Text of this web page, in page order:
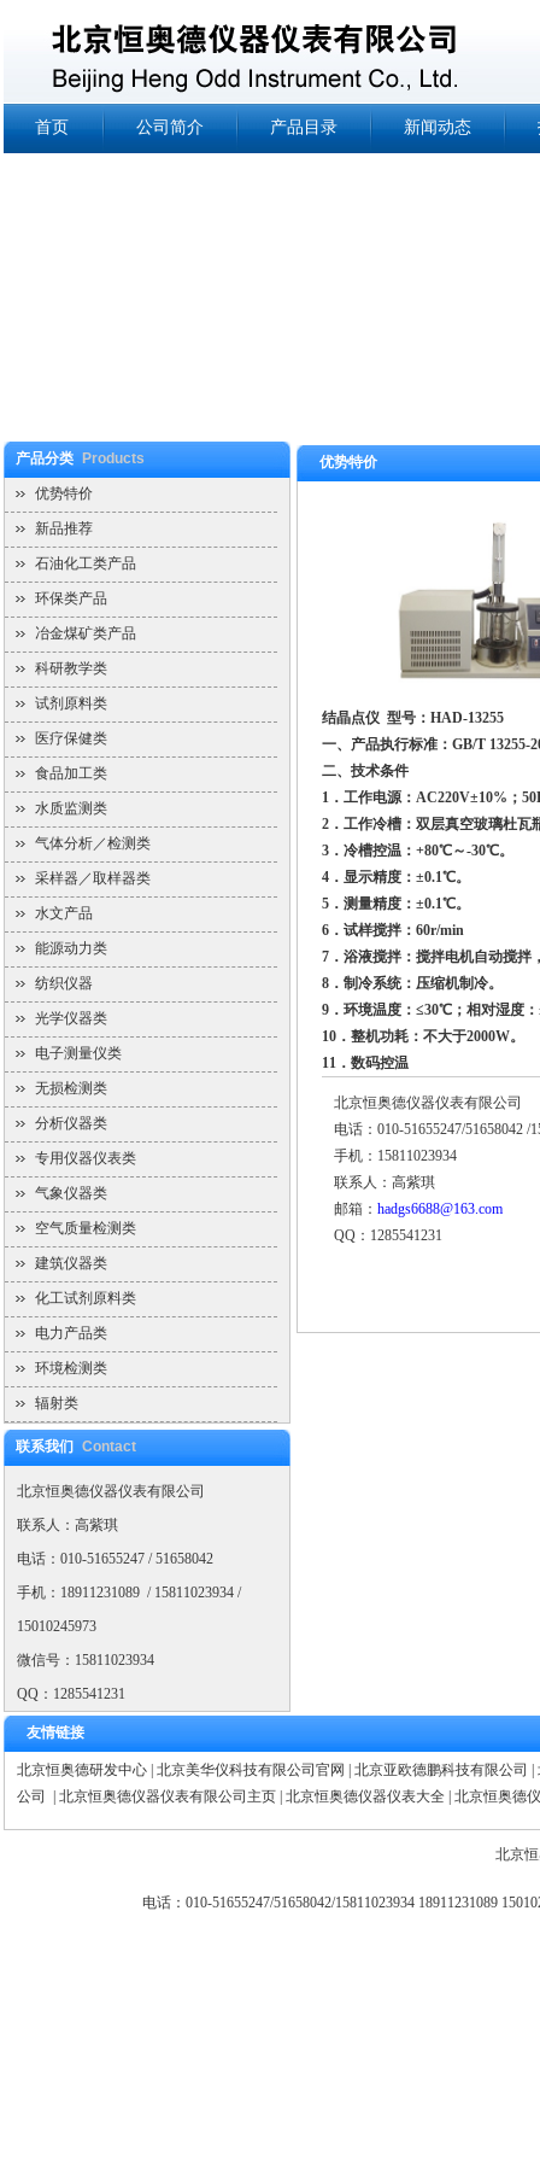
首页 公司简介 产品目录 新闻动态
产品分类 Products
优势特价
新品推荐
石油化工类产品
环保类产品
冶金煤矿类产品
科研教学类
试剂原料类
医疗保健类
食品加工类
水质监测类
气体分析／检测类
采样器／取样器类
水文产品
能源动力类
纺织仪器
光学仪器类
电子测量仪类
无损检测类
分析仪器类
专用仪器仪表类
气象仪器类
空气质量检测类
建筑仪器类
化工试剂原料类
电力产品类
环境检测类
辐射类
联系我们 Contact
北京恒奥德仪器仪表有限公司
联系人：高紫琪
电话：010-51655247 / 51658042
手机：18911231089 / 15811023934 /
15010245973
微信号：15811023934
QQ：1285541231
优势特价
结晶点仪 型号：HAD-13255
一、产品执行标准：GB/T 13255-
二、技术条件
1．工作电源：AC220V±10%；
2．工作冷槽：双层真空玻璃杜瓦
3．冷槽控温：+80℃～-30℃。
4．显示精度：±0.1℃。
5．测量精度：±0.1℃。
6．试样搅拌：60r/min
7．浴液搅拌：搅拌电机自动搅拌
8．制冷系统：压缩机制冷。
9．环境温度：≤30℃；相对湿度
10．整机功耗：不大于2000W。
11．数码控温
北京恒奥德仪器仪表有限公司
电话：010-51655247/51658042 /
手机：15811023934
联系人：高紫琪
邮箱： hadgs6688@163.com
QQ：1285541231
友情链接
北京恒奥德研发中心| 北京美华仪科技有限公司官网 北京亚欧德鹏科技有限公司
公司
北京恒奥德仪器仪表有限公司主页| 北京恒奥德仪器仪表大全| 北京恒奥德
北京
电话：010-51655247/51658042/15811023934 18911231089